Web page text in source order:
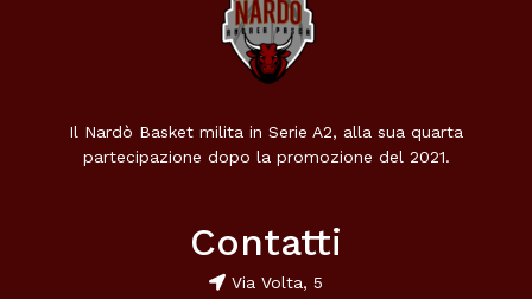
Il Nardò Basket milita in Serie A2, alla sua quarta
partecipazione dopo la promozione del 2021.
Contatti
Via Volta, 5